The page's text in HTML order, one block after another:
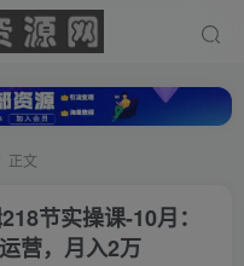
正文
节实操课-10月：
营，月入2万